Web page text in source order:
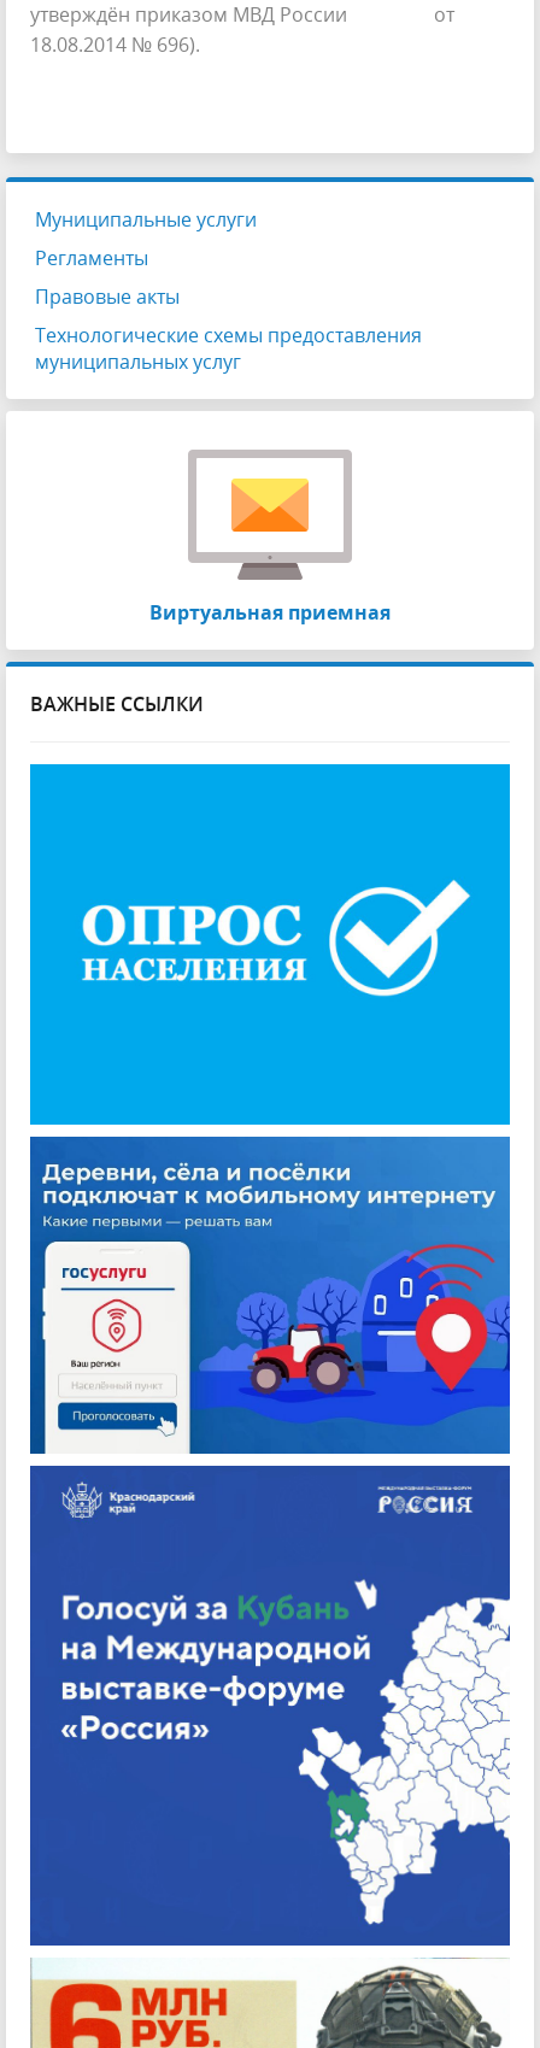
утверждён приказом МВД России от
18.08.2014 № 696).
Муниципальные услуги
Регламенты
Правовые акты
Технологические схемы предоставления
муниципальных услуг
Виртуальная приемная
ВАЖНЫЕ ССЫЛКИ